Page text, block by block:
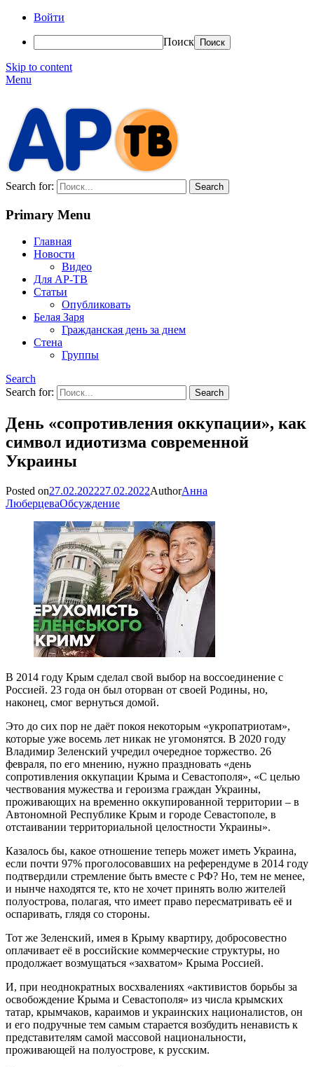
Войти
Поиск
Skip to content
Menu
Search for:
Primary Menu
Главная
Новости
Видео
Для АР-ТВ
Статьи
Опубликовать
Белая Заря
Гражданская день за днем
Стена
Группы
Search
Search for:
День «сопротивления оккупации», как
символ идиотизма современной
Украины
Posted on27.02.202227.02.2022AuthorАнна
ЛюберцеваОбсуждение
В 2014 году Крым сделал свой выбор на воссоединение с
Россией. 23 года он был оторван от своей Родины, но,
наконец, смог вернуться домой.
Это до сих пор не даёт покоя некоторым «укропатриотам»,
которые уже восемь лет никак не угомонятся. В 2020 году
Владимир Зеленский учредил очередное торжество. 26
февраля, по его мнению, нужно праздновать «день
сопротивления оккупации Крыма и Севастополя», «С целью
чествования мужества и героизма граждан Украины,
проживающих на временно оккупированной территории – в
Автономной Республике Крым и городе Севастополе, в
отстаивании территориальной целостности Украины».
Казалось бы, какое отношение теперь может иметь Украина,
если почти 97% проголосовавших на референдуме в 2014 году
подтвердили стремление быть вместе с РФ? Но, тем не менее,
и нынче находятся те, кто не хочет принять волю жителей
полуострова, полагая, что имеет право пересматривать её и
оспаривать, глядя со стороны.
Тот же Зеленский, имея в Крыму квартиру, добросовестно
оплачивает её в российские коммерческие структуры, но
продолжает возмущаться «захватом» Крыма Россией.
И, при неоднократных восхвалениях «активистов борьбы за
освобождение Крыма и Севастополя» из числа крымских
татар, крымчаков, караимов и украинских националистов, он
и его подручные тем самым старается возбудить ненависть к
представителям самой массовой национальности,
проживающей на полуострове, к русским.